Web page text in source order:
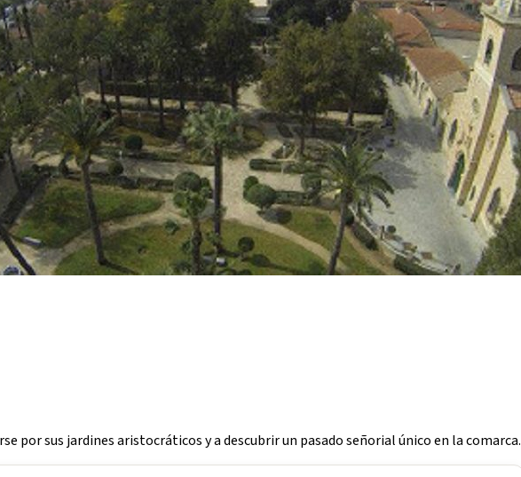
por sus jardines aristocráticos y a descubrir un pasado señorial único en la comarca.